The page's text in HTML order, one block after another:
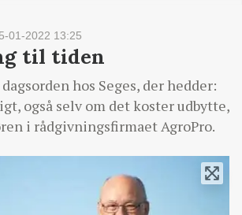
01-2022 13:25
til tiden
hos Seges, der hedder:
også selv om det koster udbytte,
i rådgivningsfirmaet AgroPro.